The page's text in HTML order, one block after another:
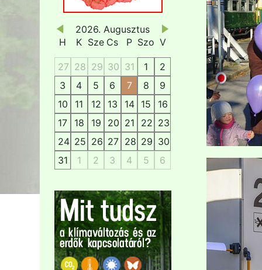
2026. Augusztus
H
K Sze Cs P Szo V
27 28 29 30 31 1
2
3
4 5 6 7 8
9
10
11 12 13 14 15
16
17
18 19 20 21 22 23
24 25 26 27 28 29 30
31
1 2 3 4 5 6